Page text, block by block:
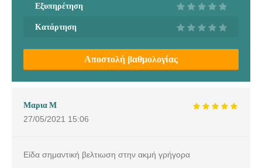
Εξυπηρέτηση
Κατάρτηση
Αποστολή βαθμολογίας
Μαρια Μ
27/05/2021 15:06
Είδα σημαντική βελτιωση στην ακμή γρήγορα